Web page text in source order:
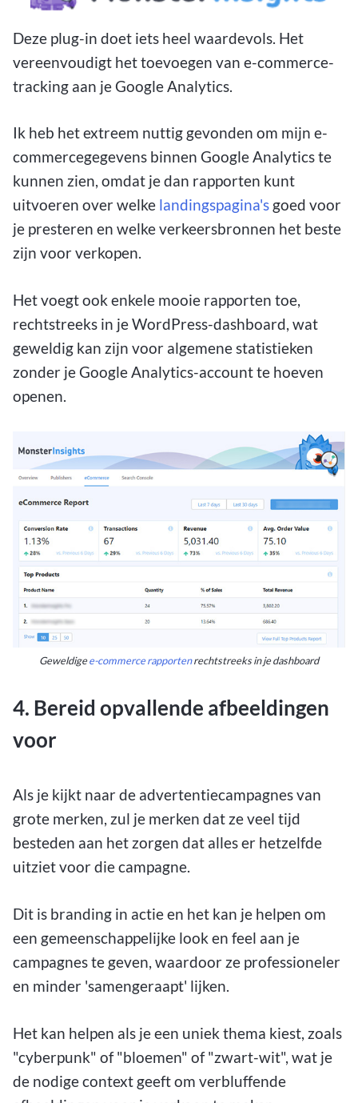
Deze plug-in doet iets heel waardevols. Het
vereenvoudigt het toevoegen van e-commerce-
tracking aan je Google Analytics.
Ik heb het extreem nuttig gevonden om mijn e-
commercegegevens binnen Google Analytics te
kunnen zien, omdat je dan rapporten kunt
uitvoeren over welke landingspagina's goed voor
je presteren en welke verkeersbronnen het beste
zijn voor verkopen.
Het voegt ook enkele mooie rapporten toe,
rechtstreeks in je WordPress-dashboard, wat
geweldig kan zijn voor algemene statistieken
zonder je Google Analytics-account te hoeven
openen.
Geweldigee-commerce rapportenrechtstreeks in je dashboard
4. Bereid opvallende afbeeldingen
voor
Als je kijkt naar de advertentiecampagnes van
grote merken, zul je merken dat ze veel tijd
besteden aan het zorgen dat alles er hetzelfde
uitziet voor die campagne.
Dit is branding in actie en het kan je helpen om
een ​​gemeenschappelijke look en feel aan je
campagnes te geven, waardoor ze professioneler
en minder 'samengeraapt' lijken.
Het kan helpen als je een uniek thema kiest, zoals
"cyberpunk" of "bloemen" of "zwart-wit", wat je
de nodige context geeft om verbluffende